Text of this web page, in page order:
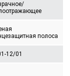
полоса
12/01